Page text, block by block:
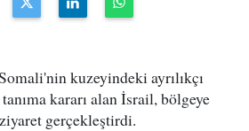
kuzeyindeki ayrılıkçı
kararı alan İsrail, bölgeye
gerçekleştirdi.